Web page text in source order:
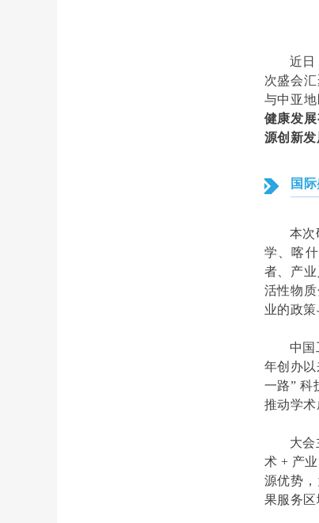
近
次盛会
与中亚
健康发
源创新发
国
本
学、喀
者、产
活性物
业的政
中
年创办
一路” 科
推动学术
大
术 + 产
源优势
果服务区